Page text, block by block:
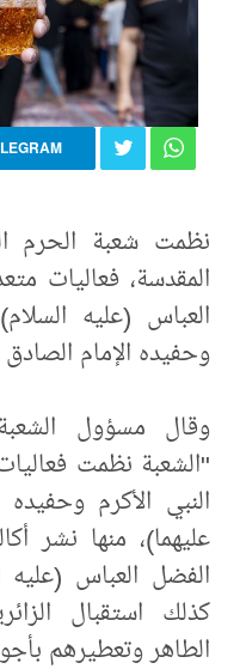
نظمت شعبة الحرم
المقدسة، فعاليات
العباس (عليه
وحفيده الإمام
وقال مسؤول
"الشعبة نظمت
النبي الأكرم
عليهما)، منها نشر
الفضل العباس (عليه
كذلك استقبال
الطاهر وتعطيرهم